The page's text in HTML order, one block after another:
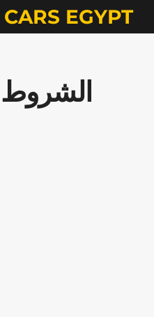
EGYPT
الشروط